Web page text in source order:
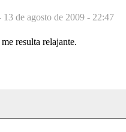
13 de agosto de 2009 - 22:47
resulta relajante.